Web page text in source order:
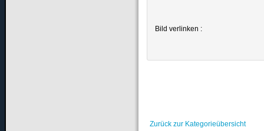
Bild verlinken :
Zurück zur Kategorieübersicht